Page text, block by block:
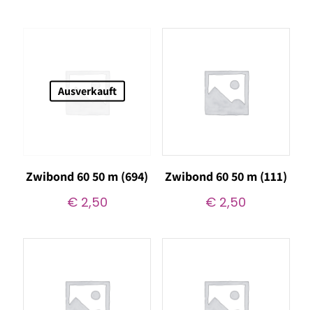
Ausverkauft
Zwibond 60 50 m (694)
€2,50
Zwibond 60 50 m (111)
€ 2,50